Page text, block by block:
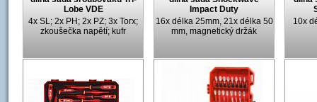
Lobe VDE
4x SL; 2x PH; 2x PZ; 3x Torx;
zkoušečka napětí; kufr
Impact Duty
16x délka 25mm, 21x délka 50
mm, magnetický držák
10x